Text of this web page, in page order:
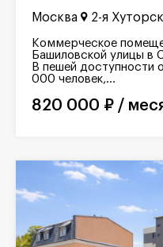
Москва 2-я
Коммерческое
Башиловской улицы в
В пешей доступности
000 человек,...
820 000 ₽ /